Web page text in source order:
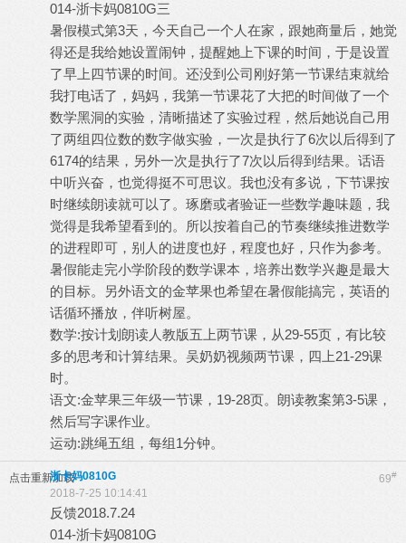
014-浙卡妈0810G三
暑假模式第3天，今天自己一个人在家，跟她商量后，她觉
得还是我给她设置闹钟，提醒她上下课的时间，于是设置
了早上四节课的时间。还没到公司刚好第一节课结束就给
我打电话了，妈妈，我第一节课花了大把的时间做了一个
数学黑洞的实验，清晰描述了实验过程，然后她说自己用
了两组四位数的数字做实验，一次是执行了6次以后得到了
6174的结果，另外一次是执行了7次以后得到结果。话语
中听兴奋，也觉得挺不可思议。我也没有多说，下节课按
时继续朗读就可以了。琢磨或者验证一些数学趣味题，我
觉得是我希望看到的。所以按着自己的节奏继续推进数学
的进程即可，别人的进度也好，程度也好，只作为参考。
暑假能走完小学阶段的数学课本，培养出数学兴趣是最大
的目标。另外语文的金苹果也希望在暑假能搞完，英语的
话循环播放，伴听树屋。
数学:按计划朗读人教版五上两节课，从29-55页，有比较
多的思考和计算结果。吴奶奶视频两节课，四上21-29课
时。
语文:金苹果三年级一节课，19-28页。朗读教案第3-5课，
然后写字课作业。
运动:跳绳五组，每组1分钟。
点击重新加载 69#
浙卡妈0810G
2018-7-25 10:14:41
反馈2018.7.24
014-浙卡妈0810G